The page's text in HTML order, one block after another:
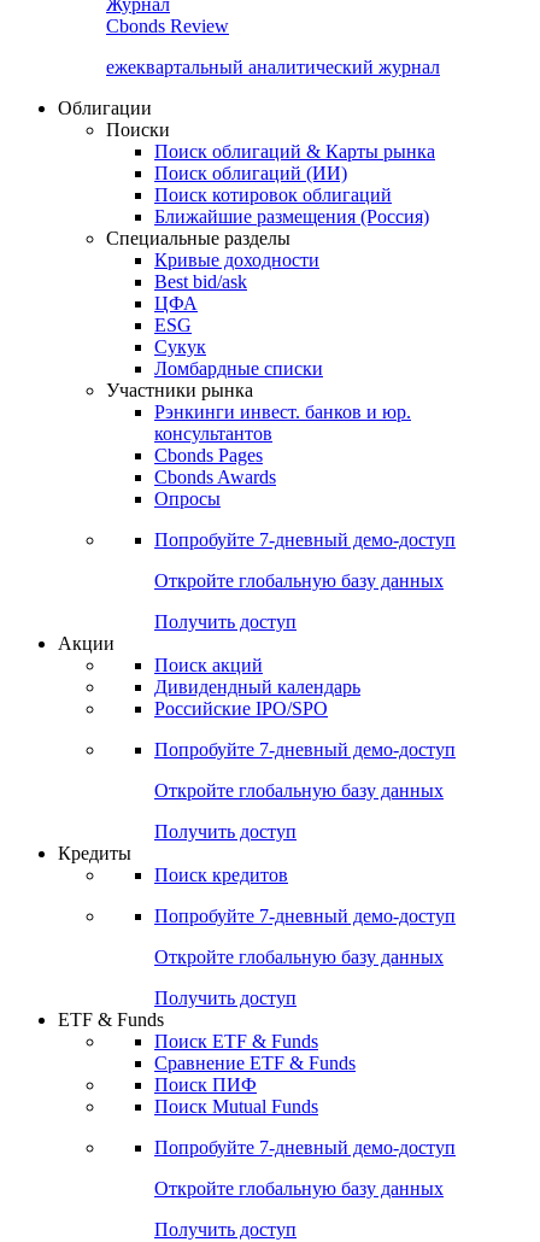
Cbonds Review
ежеквартальный аналитический журнал
Облигации
Поиски
Поиск облигаций & Карты рынка
Поиск облигаций (ИИ)
Поиск котировок облигаций
Ближайшие размещения (Россия)
Специальные разделы
Кривые доходности
Best bid/ask
ЦФА
ESG
Сукук
Ломбардные списки
Участники рынка
Рэнкинги инвест. банков и юр.
Cbonds Pages
Опросы
Попробуйте7-дневный
Откройте глобальную базу данных
Получить доступ
Поиск акций
Российские IPO/SPO
Попробуйте7-дневный
Откройте глобальную базу данных
Получить доступ
Поиск кредитов
Попробуйте7-дневный
Откройте глобальную базу данных
Получить доступ
ETF & Funds
Сравнение ETF & Funds
Поиск Mutual Funds
Попробуйте7-дневный